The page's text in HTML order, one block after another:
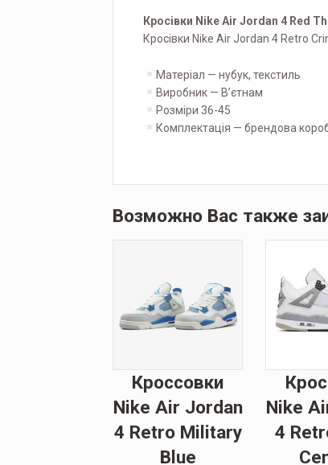
Кросівки Nike Air Jordan 4 Red
Кросівки Nike Air Jordan 4 Retro
Матеріал — нубук, текстиль
Виробник — Вʼєтнам
Розміри 36-45
Комплектація — брендова
Возможно Вас также
Кроссовки
Nike Air Jordan
4 Retro Military
Blue
Nike
4